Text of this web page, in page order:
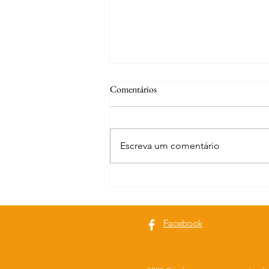
Comentários
Escreva um comentário
Facebook